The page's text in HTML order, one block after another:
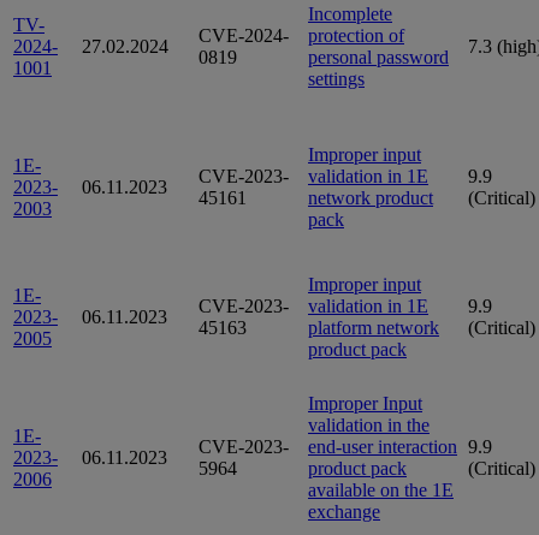
TV-
2024-
1001
27.02.2024
CVE-2024-
0819
Incomplete
protection of
personal password
settings
7.3
1E-
2023-
2003
06.11.2023
CVE-2023-
45161
Improper input
validation in 1E
network product
pack
9.9
(Critical)
1E-
2023-
2005
06.11.2023
CVE-2023-
45163
Improper input
validation in 1E
platform network
product pack
9.9
(Critical)
1E-
2023-
2006
06.11.2023
CVE-2023-
5964
Improper Input
validation in the
end-user interaction
product pack
available on the 1E
exchange
9.9
(Critical)